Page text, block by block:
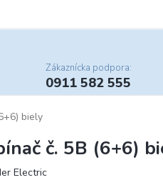
Zákaznícka podpora:
0911 582 555
biely
č. 5B (6+6)
Electric